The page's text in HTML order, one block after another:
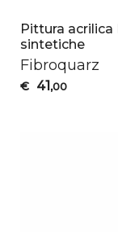
Pittura
sintetiche
Fibroquarz
€ 41,00